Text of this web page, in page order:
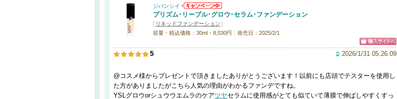
ジバンシイ
プリズム･リーブル･グロウ･セラム･ファンデーション
[ リキッドファンデーション ]
容量・税込価格：30ml・8,030円
発売日：2025/2/1
5 2026/1/31 05:26:09
@コスメ様からプレゼントで頂きましたありがとうございます！以前にも店頭でテスターを使用し
た方がありましたがこちら人気の理由がわかるファンデですね。
YSLグロウorシュウウエムラのケアツヤセラムに使用感がとても似ていて薄膜で伸ばしやすくすっ